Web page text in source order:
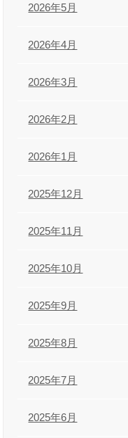
2026年5月
2026年4月
2026年3月
2026年2月
2026年1月
2025年12月
2025年11月
2025年10月
2025年9月
2025年8月
2025年7月
2025年6月